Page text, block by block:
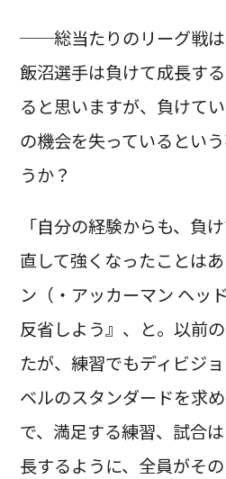
──総当たりのリーグ戦は
飯沼選手は負けて成長す
ると思いますが、負けて
の機会を失っているとい
うか？
「自分の経験からも、負
直して強くなったことは
ン（・アッカーマン ヘッ
反省しよう』、と。以前
たが、練習でもディビジ
ベルのスタンダードを求
で、満足する練習、試合
長するように、全員がそ